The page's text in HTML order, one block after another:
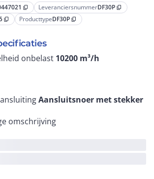
content_copy LeveranciersnummerDF30P content_copy
content_copy ProducttypeDF30P content_copy
onbelast 10200 m³/h
Aansluitsnoer met stekker
omschrijving